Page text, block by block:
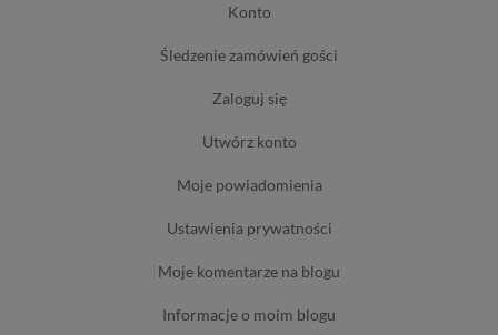
konto
śledzenie zamówień gości
zaloguj się
utwórz konto
moje powiadomienia
ustawienia prywatności
moje komentarze na blogu
informacje o moim blogu